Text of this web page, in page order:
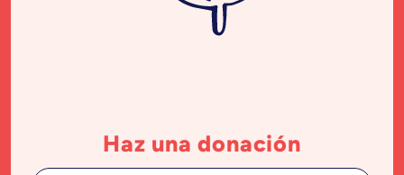
Haz una donación